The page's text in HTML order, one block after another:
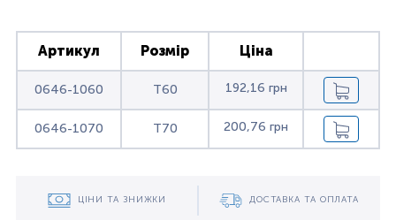
Артикул Розмір Ціна
0646-1060 T60 192,16 грн
0646-1070 T70 200,76 грн
ЦІНИ ТА ЗНИЖКИ ДОСТАВКА ТА ОПЛАТА